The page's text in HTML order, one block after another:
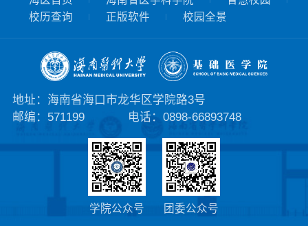
校历查询
正版软件 校园全景
地址：海南省海口市龙华区学院路3号
邮编：571199
电话：0898-66893748
学院公众号 团委公众号